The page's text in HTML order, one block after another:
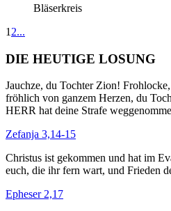
Bläserkreis
1 2...
DIE HEUTIGE LOSUNG
Jauchze, du Tochter Zion!
fröhlich von ganzem Herzen, du
HERR hat deine Strafe
Zefanja 3,14-15
Christus ist gekommen und hat im
euch, die ihr fern wart, und Frieden
Epheser 2,17